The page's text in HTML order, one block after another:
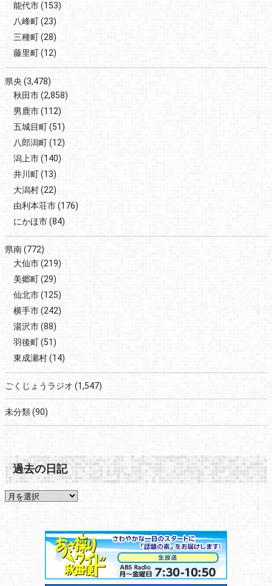
能代市(153)
八峰町(23)
三種町(28)
藤里町(12)
県央(3,478)
秋田市(2,858)
男鹿市(112)
五城目町(51)
八郎潟町(12)
潟上市(140)
井川町(13)
大潟村(22)
由利本荘市(176)
にかほ市(84)
県南(772)
大仙市(219)
美郷町(29)
仙北市(125)
横手市(242)
湯沢市(88)
羽後町(51)
東成瀬村(14)
ごくじょうラジオ (1,547)
未分類(90)
過去の日記